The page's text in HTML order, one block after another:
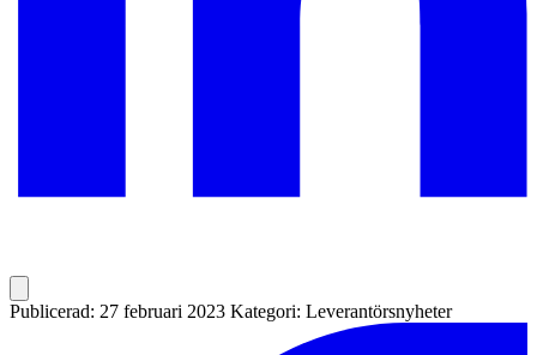
Publicerad: 27 februari 2023 Kategori: Leverantörsnyheter